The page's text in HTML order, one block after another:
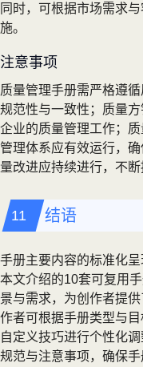
同时，可根据市场需求
施。
注意事项
质量管理手册需严格遵
规范性与一致性；质量
企业的质量管理工作；
管理体系应有效运行，
量改进应持续进行，不
结语
手册主要内容的标准化
本文介绍的10套可复用
景与需求，为创作者提
作者可根据手册类型与
自定义技巧进行个性化
规范与注意事项，确保